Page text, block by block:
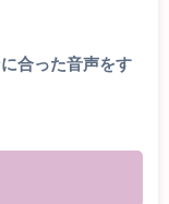
合った音声をす